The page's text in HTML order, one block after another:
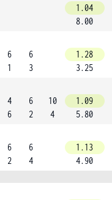
1.04
8.00
6
1
6
3
1.28
3.25
4
6
6
2
10
4
1.09
5.80
6
2
6
4
1.13
4.90